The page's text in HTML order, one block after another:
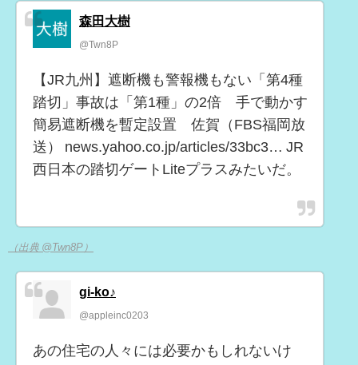
森田大樹
@Twn8P
【JR九州】遮断機も警報機もない「第4種
踏切」事故は「第1種」の2倍 手で動かす
簡易遮断機を暫定設置 佐賀（FBS福岡放
送） news.yahoo.co.jp/articles/33bc3… JR
西日本の踏切ゲートLiteプラスみたいだ。
（出典 @Twn8P）
gi-ko♪
@appleinc0203
あの住宅の人々には必要かもしれないけ